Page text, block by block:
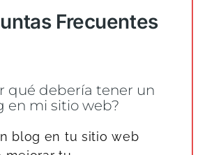
Frecuentes
qué debería tener un
en mi sitio web?
blog en tu sitio web